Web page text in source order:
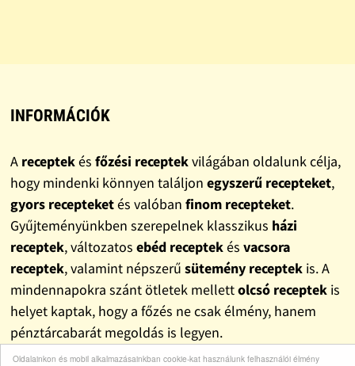
Oldalainkon és mobil alkalmazásainkban cookie-kat használunk felhasználói élmény
INFORMÁCIÓK
A receptekés főzési receptekvilágában oldalunk célja,
hogy mindenki könnyen találjon egyszerű recepteket,
gyors recepteketés valóban finom recepteket.
Gyűjteményünkben szerepelnek klasszikus házi
receptek, változatos ebéd receptekés vacsora
receptek, valamint népszerű sütemény receptekis. A
mindennapokra szánt ötletek mellettolcsó receptekis
helyet kaptak, hogy a főzés ne csak élmény, hanem
pénztárcabarát megoldás is legyen.